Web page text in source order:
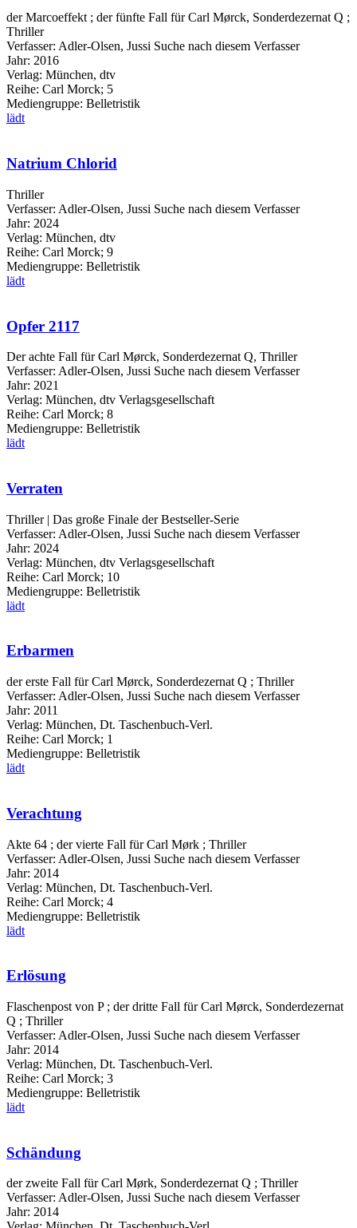
der Marcoeffekt ; der fünfte Fall für Carl Mørck, Sonderdezernat Q ;
Thriller
Verfasser: Adler-Olsen, Jussi Suche nach diesem Verfasser
Jahr: 2016
Verlag: München, dtv
Reihe: Carl Morck; 5
Mediengruppe: Belletristik
lädt
Natrium Chlorid
Thriller
Verfasser: Adler-Olsen, Jussi Suche nach diesem Verfasser
Jahr: 2024
Verlag: München, dtv
Reihe: Carl Morck; 9
Mediengruppe: Belletristik
lädt
Opfer 2117
Der achte Fall für Carl Mørck, Sonderdezernat Q, Thriller
Verfasser: Adler-Olsen, Jussi Suche nach diesem Verfasser
Jahr: 2021
Verlag: München, dtv Verlagsgesellschaft
Reihe: Carl Morck; 8
Mediengruppe: Belletristik
lädt
Verraten
Thriller | Das große Finale der Bestseller-Serie
Verfasser: Adler-Olsen, Jussi Suche nach diesem Verfasser
Jahr: 2024
Verlag: München, dtv Verlagsgesellschaft
Reihe: Carl Morck; 10
Mediengruppe: Belletristik
lädt
Erbarmen
der erste Fall für Carl Mørck, Sonderdezernat Q ; Thriller
Verfasser: Adler-Olsen, Jussi Suche nach diesem Verfasser
Jahr: 2011
Verlag: München, Dt. Taschenbuch-Verl.
Reihe: Carl Morck; 1
Mediengruppe: Belletristik
lädt
Verachtung
Akte 64 ; der vierte Fall für Carl Mørk ; Thriller
Verfasser: Adler-Olsen, Jussi Suche nach diesem Verfasser
Jahr: 2014
Verlag: München, Dt. Taschenbuch-Verl.
Reihe: Carl Morck; 4
Mediengruppe: Belletristik
lädt
Erlösung
Flaschenpost von P ; der dritte Fall für Carl Mørck, Sonderdezernat
Q ; Thriller
Verfasser: Adler-Olsen, Jussi Suche nach diesem Verfasser
Jahr: 2014
Verlag: München, Dt. Taschenbuch-Verl.
Reihe: Carl Morck; 3
Mediengruppe: Belletristik
lädt
Schändung
der zweite Fall für Carl Mørk, Sonderdezernat Q ; Thriller
Verfasser: Adler-Olsen, Jussi Suche nach diesem Verfasser
Jahr: 2014